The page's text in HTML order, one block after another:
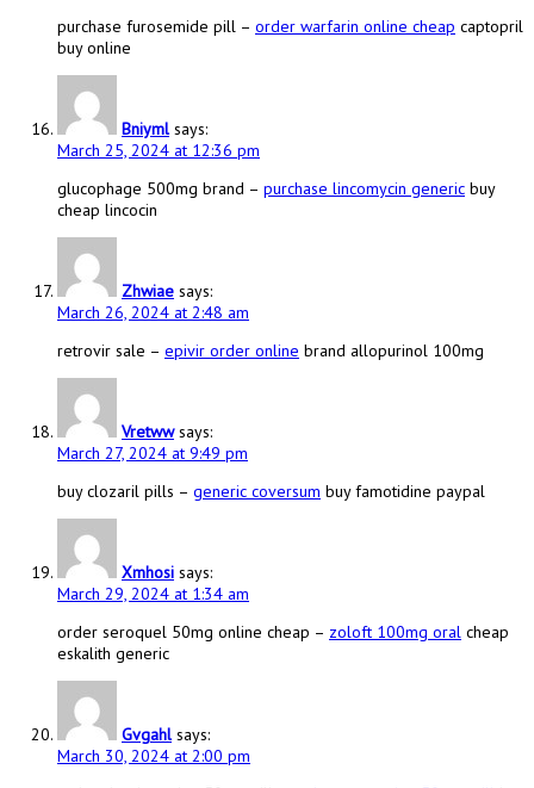
purchase furosemide pill – order warfarin online cheap captopril
buy online
Bniyml says:
March 25, 2024 at 12:36 pm
glucophage 500mg brand – purchase lincomycin generic buy
cheap lincocin
Zhwiae says:
March 26, 2024 at 2:48 am
retrovir sale – epivir order online brand allopurinol 100mg
Vretww says:
March 27, 2024 at 9:49 pm
buy clozaril pills – generic coversum buy famotidine paypal
Xmhosi says:
March 29, 2024 at 1:34 am
order seroquel 50mg online cheap – zoloft 100mg oral cheap
eskalith generic
Gvgahl says:
March 30, 2024 at 2:00 pm